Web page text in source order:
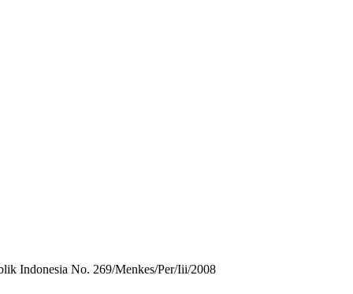
Indonesia No. 269/Menkes/Per/Iii/2008